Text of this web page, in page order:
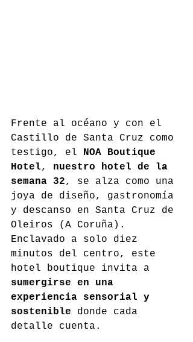
Frente al océano y con el
Castillo de Santa Cruz como
testigo, el NOA Boutique
Hotel, nuestro hotel de la
semana 32, se alza como una
joya de diseño, gastronomía
y descanso en Santa Cruz de
Oleiros (A Coruña).
Enclavado a solo diez
minutos del centro, este
hotel boutique invita a
sumergirse en una
experiencia sensorial y
sostenible donde cada
detalle cuenta.